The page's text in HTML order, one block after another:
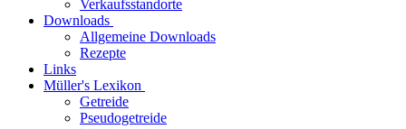
Verkaufsstandorte
Downloads
Allgemeine Downloads
Rezepte
Links
Müller's Lexikon
Getreide
Pseudogetreide